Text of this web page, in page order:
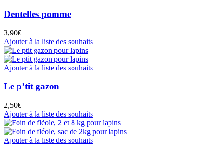
Dentelles pomme
3,90€
Ajouter à la liste des souhaits
Ajouter à la liste des souhaits
Le p’tit gazon
2,50€
Ajouter à la liste des souhaits
Ajouter à la liste des souhaits